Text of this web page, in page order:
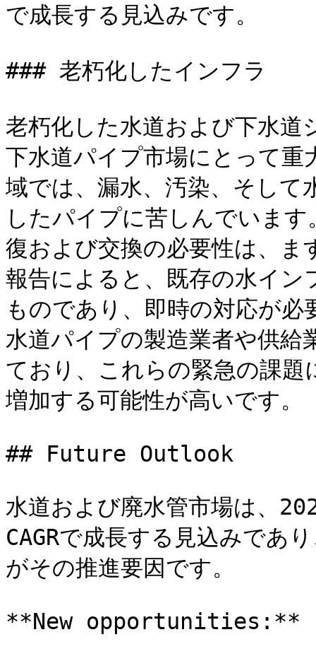
で成長する見込みです。
### 老朽化したインフラ
老朽化した水道および下水
下水道パイプ市場にとって重
域では、漏水、汚染、そして
したパイプに苦しんでいま
復および交換の必要性は、
報告によると、既存の水イ
ものであり、即時の対応が
水道パイプの製造業者や供給
ており、これらの緊急の課
増加する可能性が高いです。
## Future Outlook
水道および廃水管市場は、
CAGRで成長する見込みであ
がその推進要因です。
**New opportunities:**